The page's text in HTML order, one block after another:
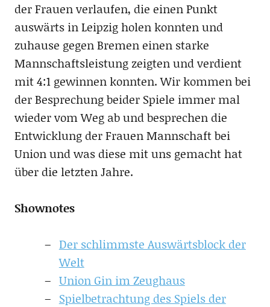
der Frauen verlaufen, die einen Punkt
auswärts in Leipzig holen konnten und
zuhause gegen Bremen einen starke
Mannschaftsleistung zeigten und verdient
mit 4:1 gewinnen konnten. Wir kommen bei
der Besprechung beider Spiele immer mal
wieder vom Weg ab und besprechen die
Entwicklung der Frauen Mannschaft bei
Union und was diese mit uns gemacht hat
über die letzten Jahre.
Shownotes
Der schlimmste Auswärtsblock der
Welt
Union Gin im Zeughaus
Spielbetrachtung des Spiels der